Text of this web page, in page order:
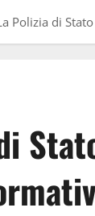
Polizia di